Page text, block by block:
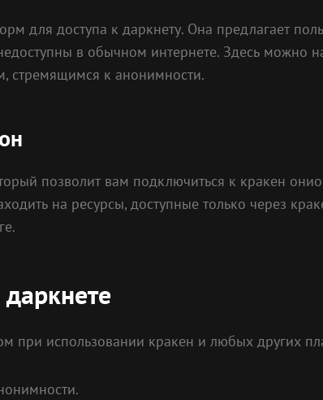
для доступа к даркнету. Она предлагает
в обычном интернете. Здесь можно
стремящимся к анонимности.
позволит вам подключиться к кракен
на ресурсы, доступные только через
при использовании кракен и любых других